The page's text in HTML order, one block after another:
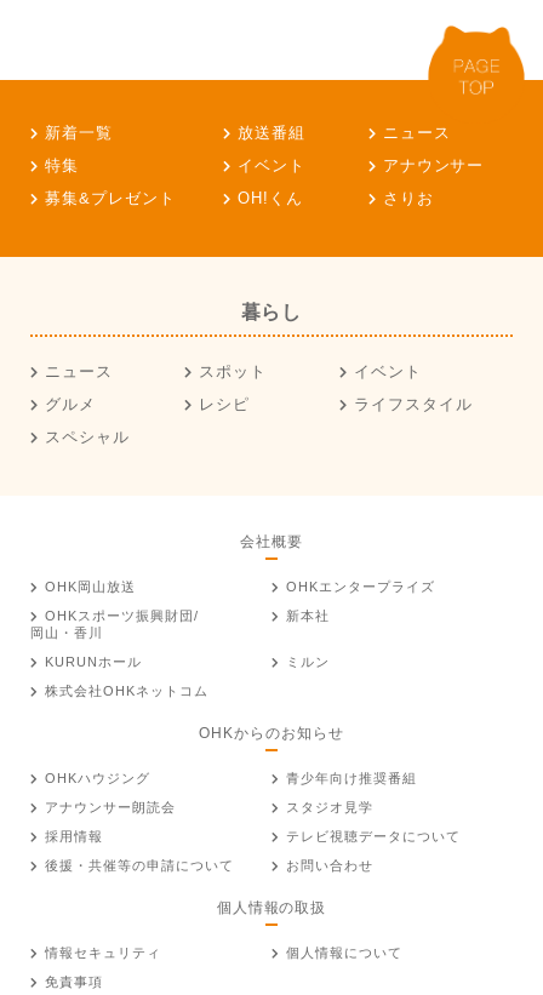
新着一覧 放送番組
ニュース
特集
イベント
アナウンサー
募集&プレゼント
OH!くん さりお
暮らし
ニュース スポット
イベント
グルメ
レシピ
ライフスタイル
スペシャル
会社概要
OHK岡山放送
OHKエンタープライズ
OHKスポーツ振興財団/
岡山・香川
新本社
KURUNホール
ミルン
株式会社OHKネットコム
OHKからのお知らせ
OHKハウジング
青少年向け推奨番組
アナウンサー朗読会
スタジオ見学
採用情報
テレビ視聴データについて
後援・共催等の申請について
お問い合わせ
個人情報の取扱
情報セキュリティ
個人情報について
免責事項